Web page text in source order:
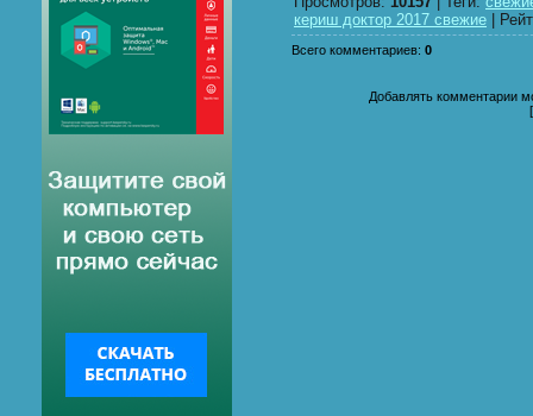
кериш доктор 2017 свежие |
Всего комментариев: 0
Добавлять комментарии